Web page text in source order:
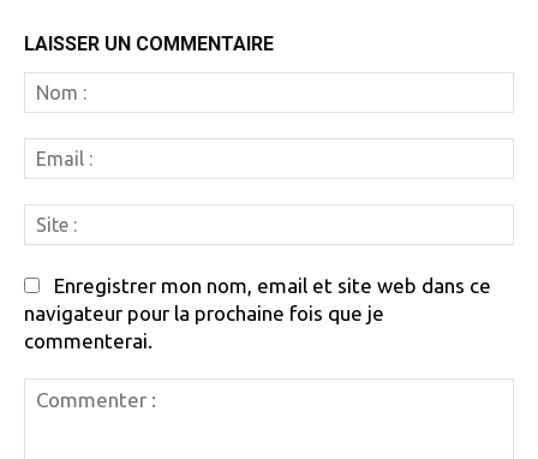
LAISSER UN COMMENTAIRE
:
:
:
Enregistrer mon nom, email et site web dans ce
navigateur pour la prochaine fois que je
commenterai.